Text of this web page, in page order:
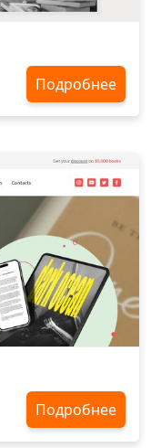
Подробнее
Подробнее